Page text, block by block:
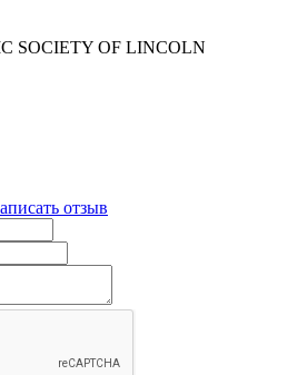
SOCIETY OF LINCOLN
отзыв